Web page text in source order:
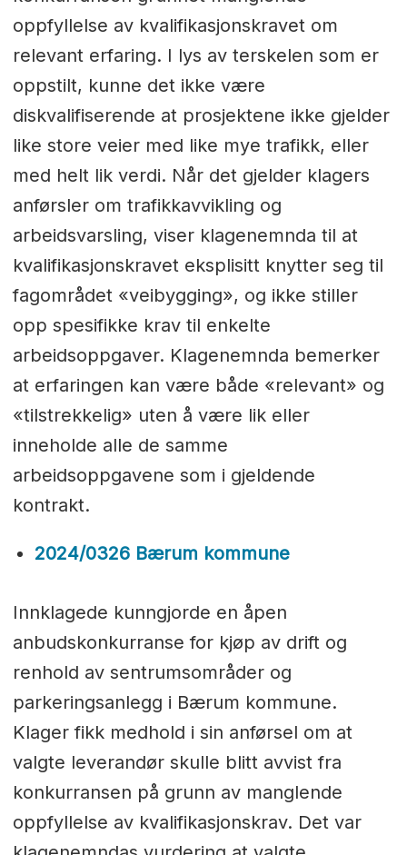
oppfyllelse av kvalifikasjonskravet om
relevant erfaring. I lys av terskelen som er
oppstilt, kunne det ikke være
diskvalifiserende at prosjektene ikke gjelder
like store veier med like mye trafikk, eller
med helt lik verdi. Når det gjelder klagers
anførsler om trafikkavvikling og
arbeidsvarsling, viser klagenemnda til at
kvalifikasjonskravet eksplisitt knytter seg til
fagområdet «veibygging», og ikke stiller
opp spesifikke krav til enkelte
arbeidsoppgaver. Klagenemnda bemerker
at erfaringen kan være både «relevant» og
«tilstrekkelig» uten å være lik eller
inneholde alle de samme
arbeidsoppgavene som i gjeldende
kontrakt.
2024/0326 Bærum kommune
Innklagede kunngjorde en åpen
anbudskonkurranse for kjøp av drift og
renhold av sentrumsområder og
parkeringsanlegg i Bærum kommune.
Klager fikk medhold i sin anførsel om at
valgte leverandør skulle blitt avvist fra
konkurransen på grunn av manglende
oppfyllelse av kvalifikasjonskrav. Det var